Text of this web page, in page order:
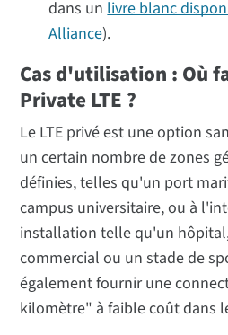
dans un livre blanc
Alliance).
Cas d'utilisation : Où
Private LTE ?
Le LTE privé est une option
un certain nombre de zones
définies, telles qu'un port
campus universitaire, ou à
installation telle qu'un
commercial ou un stade de
également fournir une
kilomètre" à faible coût dans